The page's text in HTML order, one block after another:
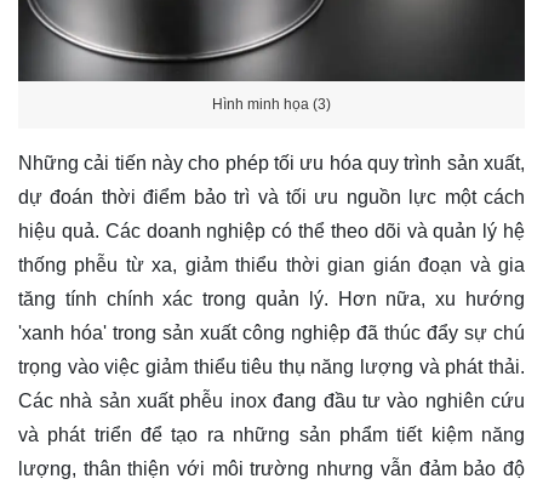
Hình minh họa (3)
Những cải tiến này cho phép tối ưu hóa quy trình sản xuất,
dự đoán thời điểm bảo trì và tối ưu nguồn lực một cách
hiệu quả. Các doanh nghiệp có thể theo dõi và quản lý hệ
thống phễu từ xa, giảm thiểu thời gian gián đoạn và gia
tăng tính chính xác trong quản lý. Hơn nữa, xu hướng
'xanh hóa' trong sản xuất công nghiệp đã thúc đẩy sự chú
trọng vào việc giảm thiểu tiêu thụ năng lượng và phát thải.
Các nhà sản xuất phễu inox đang đầu tư vào nghiên cứu
và phát triển để tạo ra những sản phẩm tiết kiệm năng
lượng, thân thiện với môi trường nhưng vẫn đảm bảo độ